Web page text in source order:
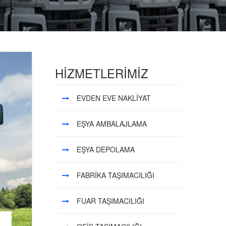
HİZMETLERİMİZ
EVDEN EVE NAKLİYAT
EŞYA AMBALAJLAMA
EŞYA DEPOLAMA
FABRİKA TAŞIMACILIĞI
FUAR TAŞIMACILIĞI